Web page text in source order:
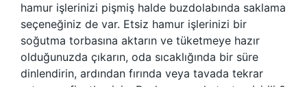
hamur işlerinizi pişmiş halde buzdolabında saklama
seçeneğiniz de var. Etsiz hamur işlerinizi bir
soğutma torbasına aktarın ve tüketmeye hazır
olduğunuzda çıkarın, oda sıcaklığında bir süre
dinlendirin, ardından fırında veya tavada tekrar